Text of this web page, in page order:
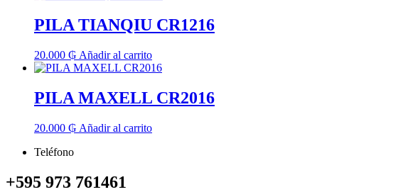
PILA TIANQIU CR1216
20.000 ₲ Añadir al carrito
PILA MAXELL CR2016
20.000 ₲ Añadir al carrito
Teléfono
+595 973 761461